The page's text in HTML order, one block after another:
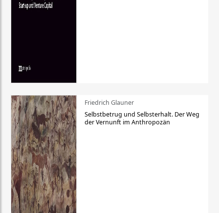
Friedrich Glauner
Selbstbetrug und Selbsterhalt. Der Weg
der Vernunft im Anthropozän